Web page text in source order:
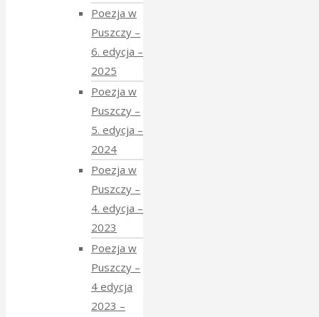
Poezja w
Puszczy –
6. edycja –
2025
Poezja w
Puszczy –
5. edycja –
2024
Poezja w
Puszczy –
4. edycja –
2023
Poezja w
Puszczy –
4 edycja
2023 –